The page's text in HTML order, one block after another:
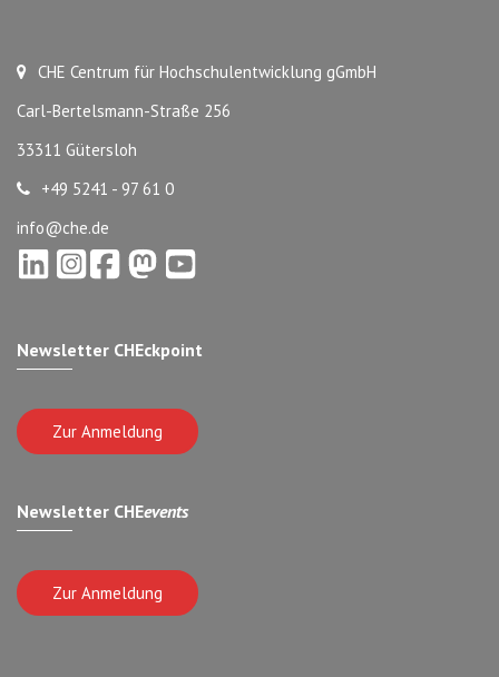
CHE Centrum für Hochschulentwicklung gGmbH
Carl-Bertelsmann-Straße 256
33311 Gütersloh
+49 5241 - 97 61 0
info@che.de
Newsletter CHEckpoint
Zur Anmeldung
Newsletter CHEevents
Zur Anmeldung